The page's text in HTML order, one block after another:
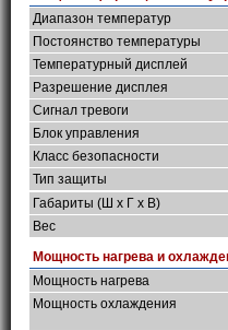
Диапазон температур
Постоянство температуры
Температурный дисплей
Разрешение дисплея
Сигнал тревоги
Блок управления
Класс безопасности
Тип защиты
Габариты (Ш х Г х В)
Вес
Мощность нагрева и
Мощность нагрева
Мощность охлаждения